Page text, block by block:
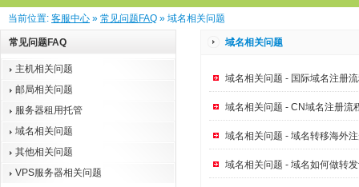
当前位置: 客服中心 » 常见问题FAQ » 域名相关问题
常见问题FAQ
主机相关问题
邮局相关问题
服务器租用托管
域名相关问题
其他相关问题
VPS服务器相关问题
域名相关问题
域名相关问题 - 国际域名注册
域名相关问题 - CN域名注册流
域名相关问题 - 域名转移海外
域名相关问题 - 域名如何做转